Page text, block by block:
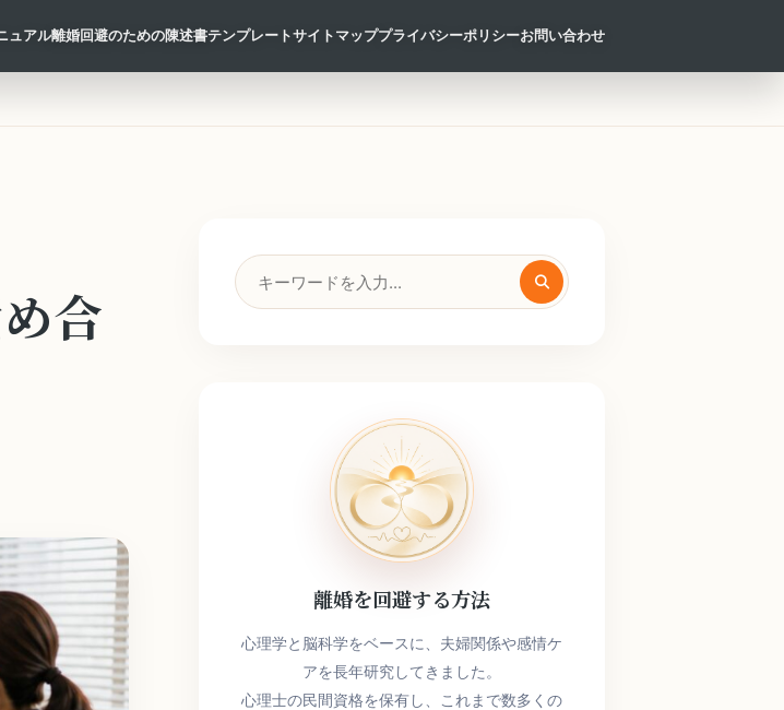
ュアル離婚回避のための陳述書テンプレートサイトマッププライバシーポリシーお問い合わせ
合
検
索
離婚を回避する方法
心理学と脳科学をベースに、夫婦関係や感情ケ
アを長年研究してきました。
心理士の民間資格を保有し、これまで数多くの